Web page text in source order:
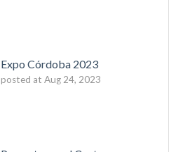
Expo Córdoba 2023
posted at Aug 24, 2023